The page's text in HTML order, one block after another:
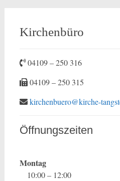
Kirchenbüro
04109 – 250 316
04109 – 250 315
kirchenbuero@kirche-
Öffnungszeiten
Montag
10:00 – 12:00